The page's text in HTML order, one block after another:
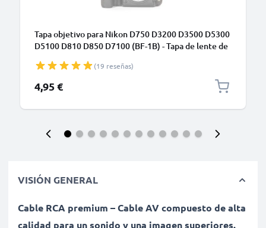
Tapa objetivo para Nikon D750 D3200 D3500 D5300
D5100 D810 D850 D7100 (BF-1B) - Tapa de lente de
Funda antigolpes para lentes de cámara
(19 reseñas)
4,95 €
VISIÓN GENERAL
Cable RCA premium – Cable AV compuesto de alta
calidad para un sonido y una imagen superiores.